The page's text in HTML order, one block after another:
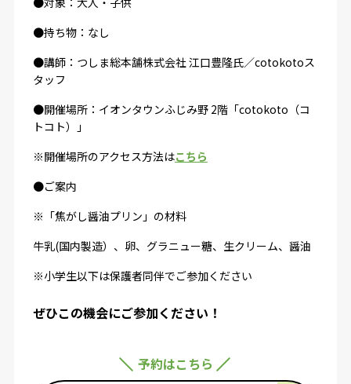
●持ち物：なし
●講師： つしま総本舗株式会社 江口豊隆氏／cotokotoス
タッフ
●開催場所：イオンタウンふじみ野 2階「cotokoto（コ
トコト）」
※開催場所のアクセス方法はこちら
●ご案内
※「焦がし醤油プリン」の材料
牛乳(国内製造）、卵、グラニュー糖、生クリーム、醤油
※小学生以下は保護者同伴でご参加ください
ぜひこの機会にご参加ください！
予約はこちら